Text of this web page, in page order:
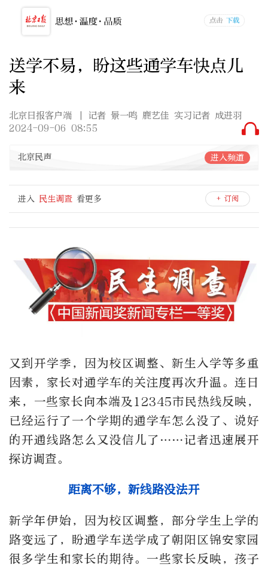
送学不易，盼这些通学车快点儿
来
北京日报客户端
| 记者 景一鸣 鹿艺佳 实习记者 成进羽
2024-09-06 08:55
北京民声 进入频道
进入 民生调查 看更多 + 订阅
又到开学季，因为校区调整、新生入学等多重
因素，家长对通学车的关注度再次升温。连日
来，一些家长向本端及 12345市民热线反映，
已经运行了一个学期的通学车怎么没了、说好
的开通线路怎么又没信儿了 ……记者迅速展开
探访调查。
距离不够，新线路没法开
新学年伊始，因为校区调整，部分学生上学的
路变远了，盼通学车送学成了朝阳区锦安家园
很多学生和家长的期待。一些家长反映，孩子